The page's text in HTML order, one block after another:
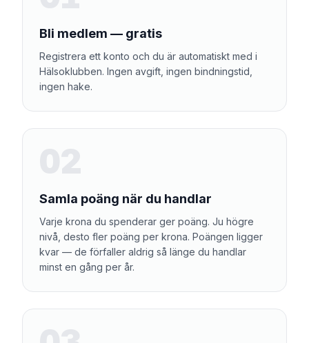
Bli medlem — gratis
Registrera ett konto och du är automatiskt med i
Hälsoklubben. Ingen avgift, ingen bindningstid,
ingen hake.
Samla poäng när du handlar
Varje krona du spenderar ger poäng. Ju högre
nivå, desto fler poäng per krona. Poängen ligger
kvar — de förfaller aldrig så länge du handlar
minst en gång per år.